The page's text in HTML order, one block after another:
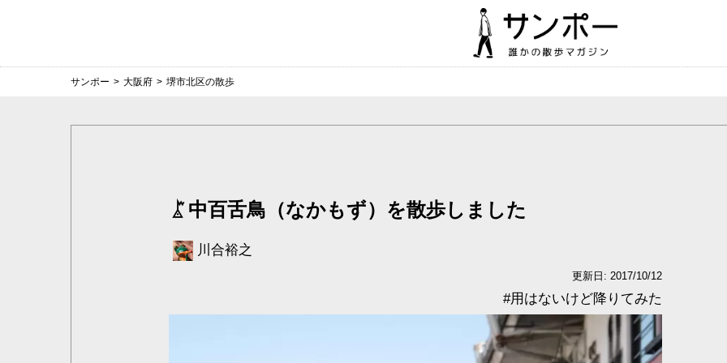
サンポー > 大阪府 > 堺市北区の散歩
中百舌鳥（なかもず）を散歩しました
川合裕之
更新日: 2017/10/12
#用はないけど降りてみた